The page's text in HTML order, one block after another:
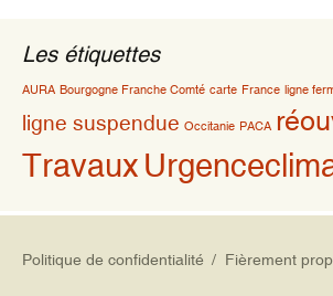
Les étiquettes
AURA Bourgogne Franche Comté carte France ligne
ligne suspendue Occitanie PACA
Travaux
Politique de confidentialité Fièrement